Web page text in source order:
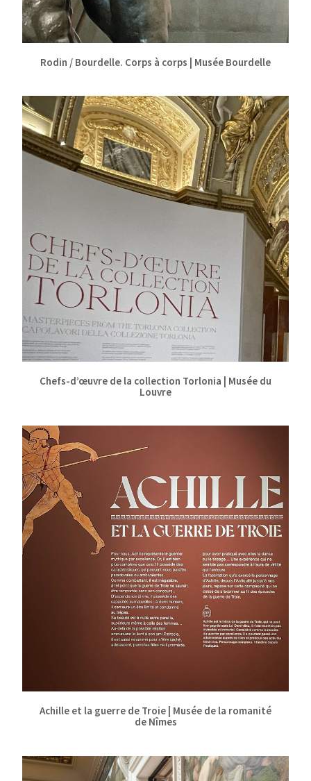
Rodin / Bourdelle. Corps à corps | Musée Bourdelle
Chefs-d’œuvre de la collection Torlonia | Musée du
Louvre
Achille et la guerre de Troie | Musée de la romanité
de Nîmes